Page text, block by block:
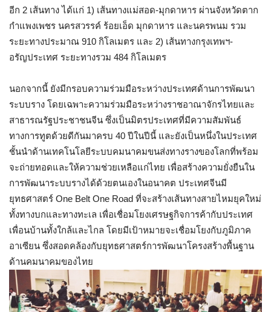
อีก 2 เส้นทาง ได้แก่ 1) เส้นทางแม่สอด-มุกดาหาร ผ่านจังหวัดตาก
กำแพงเพชร นครสวรรค์ ร้อยเอ็ด มุกดาหาร และนครพนม รวม
ระยะทางประมาณ 910 กิโลเมตร และ 2) เส้นทางกรุงเทพฯ-
อรัญประเทศ ระยะทางรวม 484 กิโลเมตร
นอกจากนี้ ยังมีกรอบความร่วมมือระหว่างประเทศด้านการพัฒนา
ระบบราง โดยเฉพาะความร่วมมือระหว่างราชอาณาจักรไทยและ
สาธารณรัฐประชาชนจีน ซึ่งเป็นมิตรประเทศที่มีความสัมพันธ์
ทางการทูตด้วยดีกันมาครบ 40 ปีในปีนี้ และยังเป็นหนึ่งในประเทศ
ชั้นนำด้านเทคโนโลยีระบบคมนาคมขนส่งทางรางของโลกที่พร้อม
จะถ่ายทอดและให้ความช่วยเหลือแก่ไทย เพื่อสร้างความยั่งยืนใน
การพัฒนาระบบรางได้ด้วยตนเองในอนาคต ประเทศจีนมี
ยุทธศาสตร์ One Belt One Road ที่จะสร้างเส้นทางสายไหมยุคใหม่
ทั้งทางบกและทางทะเล เพื่อเชื่อมโยงเศรษฐกิจการค้ากับประเทศ
เพื่อนบ้านทั้งใกล้และไกล โดยมีเป้าหมายจะเชื่อมโยงกับภูมิภาค
อาเซียน ซึ่งสอดคล้องกับยุทธศาสตร์การพัฒนาโครงสร้างพื้นฐาน
ด้านคมนาคมของไทย